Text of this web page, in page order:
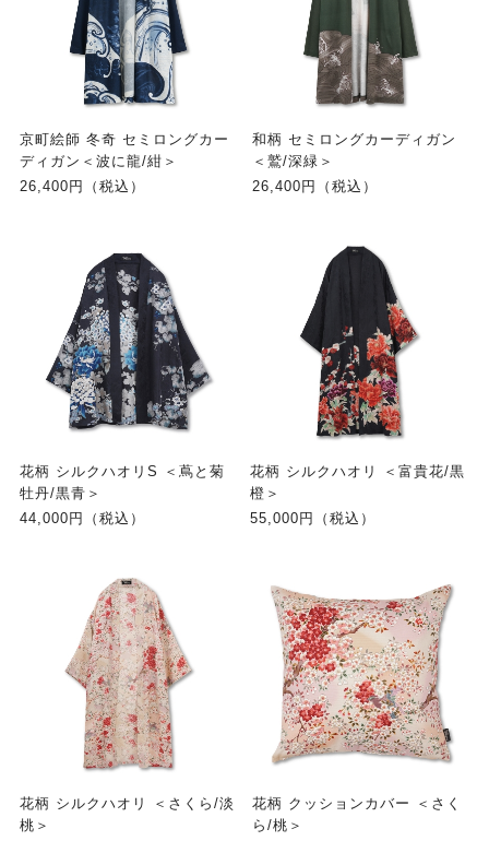
京町絵師 冬奇 セミロングカー
ディガン＜波に龍/紺＞
26,400円（税込）
和柄 セミロングカーディガン
＜鷲/深緑＞
26,400円（税込）
花柄 シルクハオリS ＜蔦と菊
牡丹/黒青＞
44,000円（税込）
花柄 シルクハオリ ＜富貴花/黒
橙＞
55,000円（税込）
花柄 シルクハオリ ＜さくら/淡
桃＞
花柄 クッションカバー ＜さく
ら/桃＞